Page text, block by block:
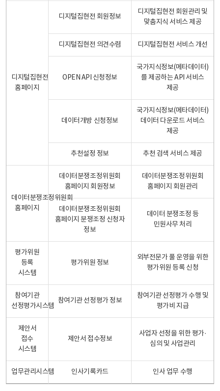
디지털집현전
홈페이지
디지털집현전 회원정보
디지털집현전 회원관리 및
맞춤지식 서비스 제공
디지털집현전 의견수렴 디지털집현전 서비스 개선
OPEN API 신청정보
국가지식정보(메타데이터)
를 제공하는 API 서비스
제공
데이터개방 신청정보
국가지식정보(메타데이터)
데이터 다운로드 서비스
제공
추천설정 정보 추천 검색 서비스 제공
데이터분쟁조정위원회
홈페이지
데이터분쟁조정위원회
홈페이지 회원정보
데이터분쟁조정위원회
홈페이지 회원관리
데이터분쟁조정위원회
홈페이지 분쟁조정 신청자
정보
데이터 분쟁조정 등
민원사무 처리
평가위원
등록
시스템
평가위원 정보
외부전문가 풀 운영을 위한
평가위원 등록 신청
참여기관
선정평가시스템
참여기관 선정평가 정보
참여기관 선정평가 수행 및
평가비 지급
제안서
접수
시스템
제안서 접수정보
사업자 선정을 위한 평가·
심의 및 사업관리
업무관리시스템 인사기록카드 인사 업무 수행